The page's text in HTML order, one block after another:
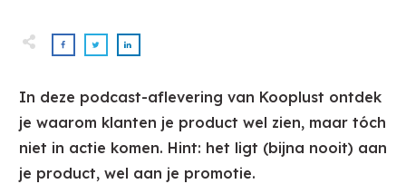
In deze podcast-aflevering van Kooplust ontdek
je waarom klanten je product wel zien, maar tóch
niet in actie komen. Hint: het ligt (bijna nooit) aan
je product, wel aan je promotie.